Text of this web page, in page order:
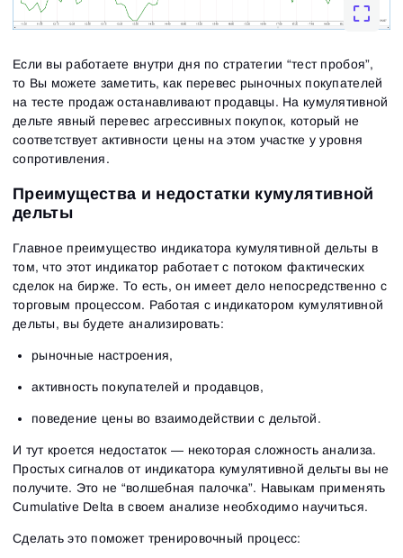
Если вы работаете внутри дня по стратегии “тест пробоя”,
то Вы можете заметить, как перевес рыночных покупателей
на тесте продаж останавливают продавцы. На кумулятивной
дельте явный перевес агрессивных покупок, который не
соответствует активности цены на этом участке у уровня
сопротивления.
Преимущества и недостатки кумулятивной
дельты
Главное преимущество индикатора кумулятивной дельты в
том, что этот индикатор работает с потоком фактических
сделок на бирже. То есть, он имеет дело непосредственно с
торговым процессом. Работая с индикатором кумулятивной
дельты, вы будете анализировать:
рыночные настроения,
активность покупателей и продавцов,
поведение цены во взаимодействии с дельтой.
И тут кроется недостаток — некоторая сложность анализа.
Простых сигналов от индикатора кумулятивной дельты вы не
получите. Это не “волшебная палочка”. Навыкам применять
Cumulative Delta в своем анализе необходимо научиться.
Сделать это поможет тренировочный процесс:
Вход
Пароль
Восстановить пароль
Введи адрес электронной почты, и мы отправим
Email
Регистрация
Email
ATAS